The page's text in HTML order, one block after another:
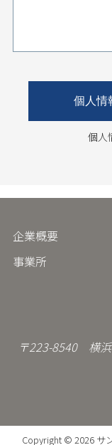
個人
フ
ッ
タ
企業概要
事業所
〒223-8540 横
Copyright © 2026 サ